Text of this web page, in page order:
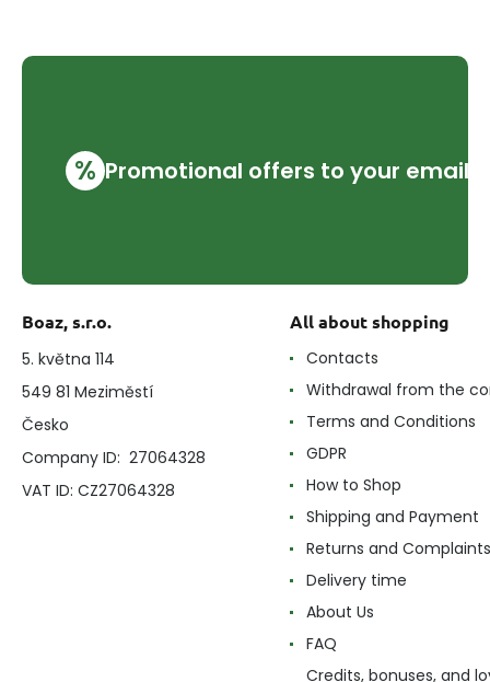
% Promotional offers to your email
Boaz, s.r.o.
5. května 114
549 81 Meziměstí
Česko
Company ID: 27064328
VAT ID: CZ27064328
All about shopping
Contacts
Withdrawal from the
Terms and Conditions
GDPR
How to Shop
Shipping and Payment
Returns and Complaints
Delivery time
About Us
FAQ
Credits, bonuses, and